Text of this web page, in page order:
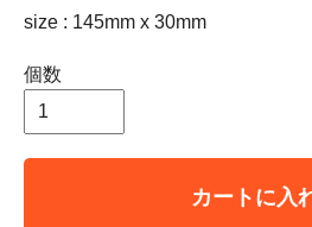
size : 145mm x 30mm
個数
カートに入